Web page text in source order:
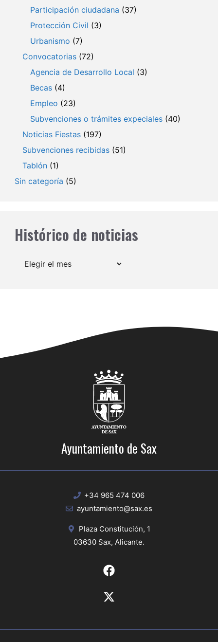
Participación ciudadana (37)
Protección Civil (3)
Urbanismo (7)
Convocatorias (72)
Agencia de Desarrollo Local (3)
Becas (4)
Empleo (23)
Subvenciones o trámites expeciales (40)
Noticias Fiestas (197)
Subvenciones recibidas (51)
Tablón (1)
Sin categoría (5)
Histórico de noticias
Archivos
Ayuntamiento de Sax
+34 965 474 006
ayuntamiento@sax.es
Plaza Constitución, 1
03630 Sax, Alicante.